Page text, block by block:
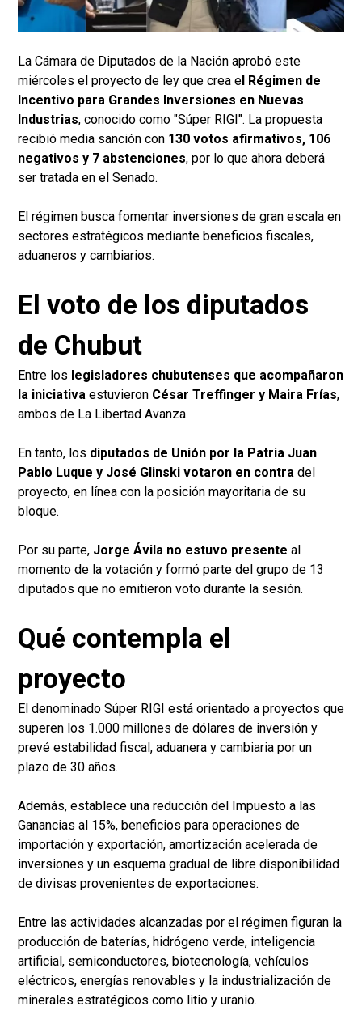
La Cámara de Diputados de la Nación aprobó este
miércoles el proyecto de ley que crea e l Régimen de
Incentivo para Grandes Inversiones en Nuevas
Industrias, conocido como "Súper RIGI". La propuesta
recibió media sanción con 130 votos afirmativos, 106
negativos y 7 abstenciones, por lo que ahora deberá
ser tratada en el Senado.
El régimen busca fomentar inversiones de gran escala en
sectores estratégicos mediante beneficios fiscales,
aduaneros y cambiarios.
El voto de los diputados
de Chubut
Entre los legisladores chubutenses que acompañaron
la iniciativa estuvieron César Treffinger y Maira Frías,
ambos de La Libertad Avanza.
En tanto, los diputados de Unión por la Patria Juan
Pablo Luque y José Glinski votaron en contra del
proyecto, en línea con la posición mayoritaria de su
bloque.
Por su parte, Jorge Ávila no estuvo presente al
momento de la votación y formó parte del grupo de 13
diputados que no emitieron voto durante la sesión.
Qué contempla el
proyecto
El denominado Súper RIGI está orientado a proyectos que
superen los 1.000 millones de dólares de inversión y
prevé estabilidad fiscal, aduanera y cambiaria por un
plazo de 30 años.
Además, establece una reducción del Impuesto a las
Ganancias al 15%, beneficios para operaciones de
importación y exportación, amortización acelerada de
inversiones y un esquema gradual de libre disponibilidad
de divisas provenientes de exportaciones.
Entre las actividades alcanzadas por el régimen figuran la
producción de baterías, hidrógeno verde, inteligencia
artificial, semiconductores, biotecnología, vehículos
eléctricos, energías renovables y la industrialización de
minerales estratégicos como litio y uranio.